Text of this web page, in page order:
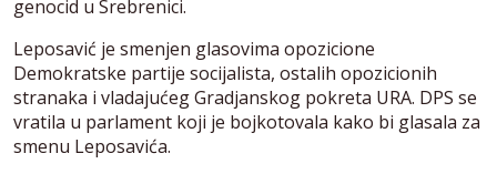
genocid u Srebrenici.
Leposavić je smenjen glasovima opozicione
Demokratske partije socijalista, ostalih opozicionih
stranaka i vladajućeg Gradjanskog pokreta URA. DPS se
vratila u parlament koji je bojkotovala kako bi glasala za
smenu Leposavića.